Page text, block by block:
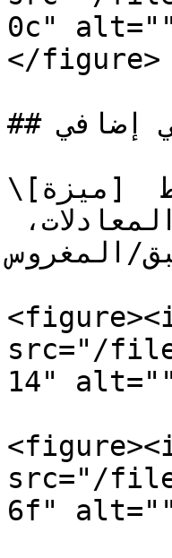
0c"
</figure>
## المجموع كمشتق إحصائي إضافي
\[ميزة] تحسين وسوم مجموعات البيانات وخرائط
المغروس
src="/
14"
src="/
6f"